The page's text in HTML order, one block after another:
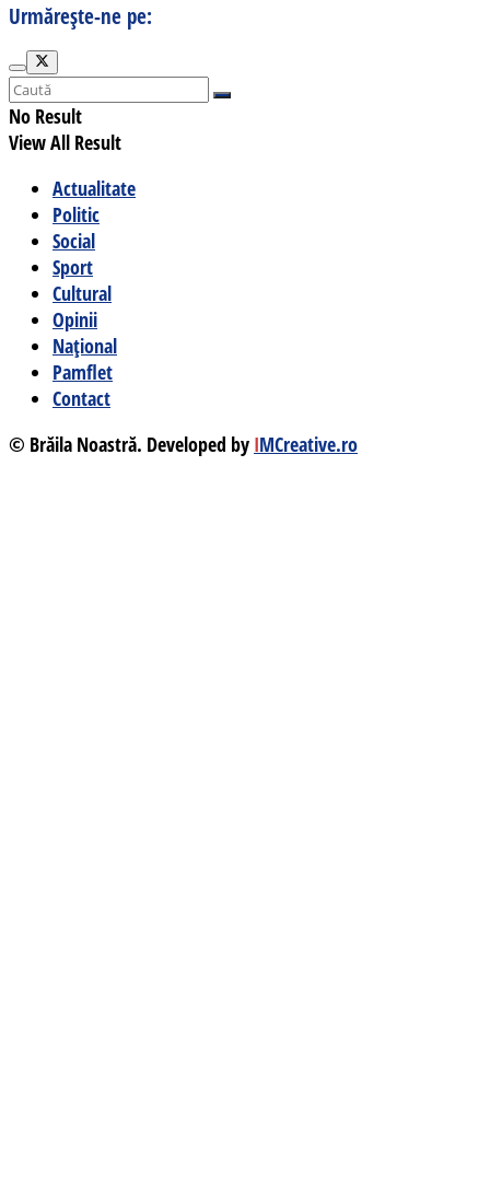
Urmărește-ne pe:
No Result
View All Result
Actualitate
Politic
Social
Sport
Cultural
Opinii
Național
Pamflet
Contact
© Brăila Noastră. Developed by IMCreative.ro